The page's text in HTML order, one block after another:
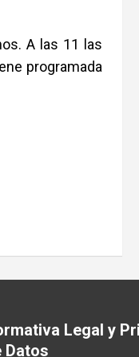
A las 11 las
programada
Legal y
Datos